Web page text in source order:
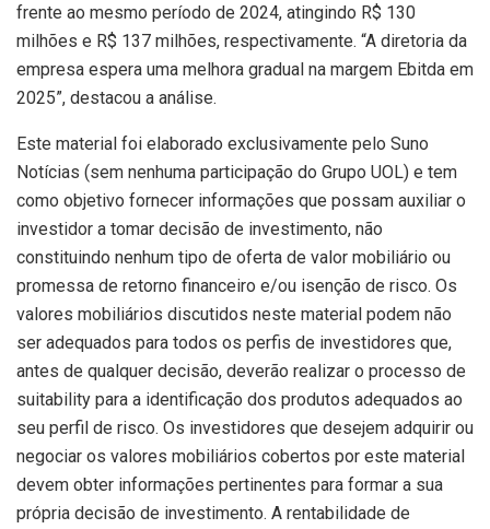
frente ao mesmo período de 2024, atingindo R$ 130
milhões e R$ 137 milhões, respectivamente. “A diretoria da
empresa espera uma melhora gradual na margem Ebitda em
2025”, destacou a análise.
Este material foi elaborado exclusivamente pelo Suno
Notícias (sem nenhuma participação do Grupo UOL) e tem
como objetivo fornecer informações que possam auxiliar o
investidor a tomar decisão de investimento, não
constituindo nenhum tipo de oferta de valor mobiliário ou
promessa de retorno financeiro e/ou isenção de risco. Os
valores mobiliários discutidos neste material podem não
ser adequados para todos os perfis de investidores que,
antes de qualquer decisão, deverão realizar o processo de
suitability para a identificação dos produtos adequados ao
seu perfil de risco. Os investidores que desejem adquirir ou
negociar os valores mobiliários cobertos por este material
devem obter informações pertinentes para formar a sua
própria decisão de investimento. A rentabilidade de